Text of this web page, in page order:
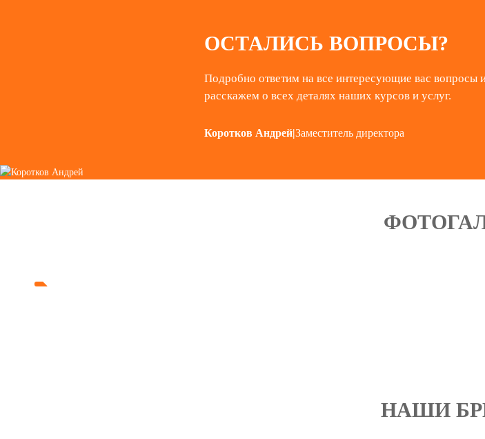
ОСТАЛИСЬ ВОПРОСЫ?
Подробно ответим на все интересующие вас вопросы
расскажем о всех деталях наших курсов и услуг.
Коротков Андрей|Заместитель директора
НАШИ